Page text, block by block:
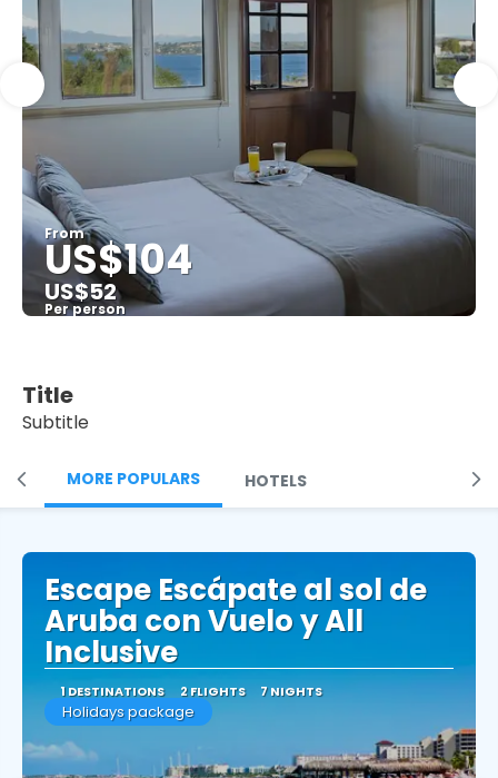
From
US$104
US$52
Per person
Title
Subtitle
MORE POPULARS HOTELS
Escape Escápate al sol de
Aruba con Vuelo y All
Inclusive
1 DESTINATIONS 2 FLIGHTS 7 NIGHTS
Holidays package